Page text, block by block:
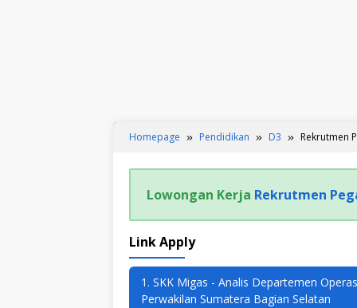
Homepage Pendidikan D3 Rekrutmen
Lowongan Kerja Rekrutmen
Link Apply
1. SKK Migas - Analis Departemen
Perwakilan Sumatera Bagian Selatan